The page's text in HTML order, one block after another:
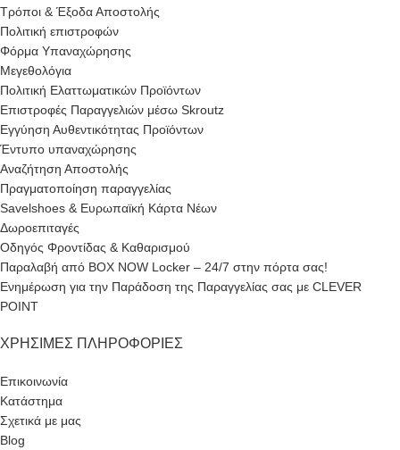
Τρόποι & Έξοδα Αποστολής
Πολιτική επιστροφών
Φόρμα Υπαναχώρησης
Μεγεθολόγια
Πολιτική Ελαττωματικών Προϊόντων
Επιστροφές Παραγγελιών μέσω Skroutz
Εγγύηση Αυθεντικότητας Προϊόντων
Έντυπο υπαναχώρησης
Αναζήτηση Αποστολής
Πραγματοποίηση παραγγελίας
Savelshoes & Ευρωπαϊκή Κάρτα Νέων
Δωροεπιταγές
Οδηγός Φροντίδας & Καθαρισμού
Παραλαβή από BOX NOW Locker – 24/7 στην πόρτα σας!
Ενημέρωση για την Παράδοση της Παραγγελίας σας με CLEVER
POINT
ΧΡΉΣΙΜΕΣ ΠΛΗΡΟΦΟΡΊΕΣ
Επικοινωνία
Κατάστημα
Σχετικά με μας
Blog